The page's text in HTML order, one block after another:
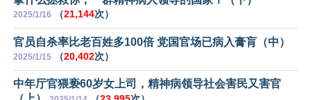
2025/1/16 （21,144次）
官员自杀率比老百姓多100倍 党国官场已病入膏肓（中）
2025/1/15 （20,402次）
中年厅官猥亵60岁女上司，精神病领导社会害民又害官